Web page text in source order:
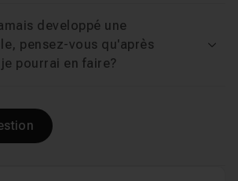
2 "FoodEval" (basé sur Ionic 3,
developpé une
pensez-vous qu'après
pourrai en faire?